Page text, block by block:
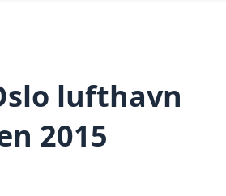
lufthavn
2015